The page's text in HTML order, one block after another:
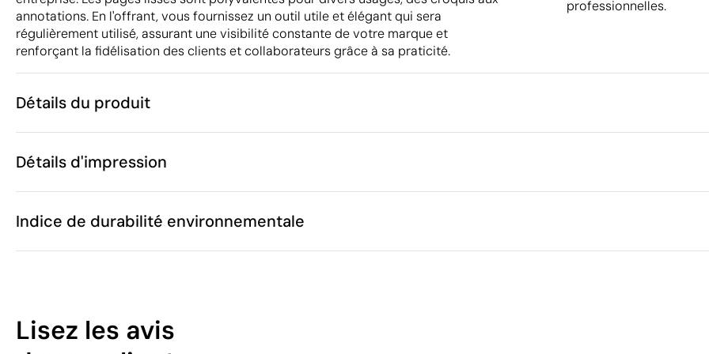
annotations. En l'offrant, vous fournissez un outil utile et élégant qui sera
régulièrement utilisé, assurant une visibilité constante de votre marque et
renforçant la fidélisation des clients et collaborateurs grâce à sa praticité.
professionnelles.
Détails du produit
Caractéristiques
Code du produit
Taille
10 x 14 x 0.7 cm
Poids
73 g
Nombre de pages
Emballage
Quantité par boîte
Détails d'impression
Indice de durabilité environnementale
38
/100
Lisez les avis